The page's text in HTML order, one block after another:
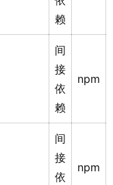
赖
间
接
依
赖
npm
间
接
依
npm